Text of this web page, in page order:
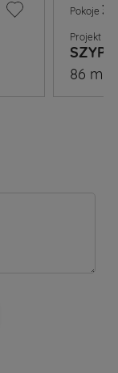
Pokoje 3
Projekt
86 m